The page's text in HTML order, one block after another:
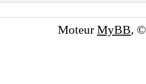
MoteurMyBB,